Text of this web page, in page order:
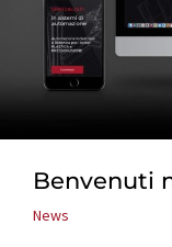
Benvenuti
News